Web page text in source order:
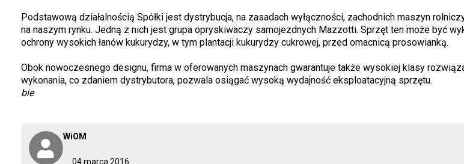
04 marca 2016
WiOM
Podstawową działalnością Spółki jest dystrybucja, na zasadach wyłączności, zachodnich maszyn
na naszym rynku. Jedną z nich jest grupa opryskiwaczy samojezdnych Mazzotti. Sprzęt ten może być
ochrony wysokich łanów kukurydzy, w tym plantacji kukurydzy cukrowej, przed omacnicą prosowianką.
Obok nowoczesnego designu, firma w oferowanych maszynach gwarantuje także wysokiej klasy
wykonania, co zdaniem dystrybutora, pozwala osiągać wysoką wydajność eksploatacyjną sprzętu.
bie